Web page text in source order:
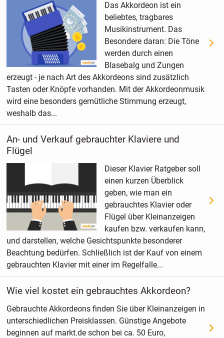
Das Akkordeon ist ein
beliebtes, tragbares
Musikinstrument. Das
Besondere daran: Die Töne
werden durch einen
Blasebalg und Zungen
erzeugt - je nach Art des Akkordeons sind zusätzlich
Tasten oder Knöpfe vorhanden. Mit der Akkordeonmusik
wird eine besonders gemütliche Stimmung erzeugt,
weshalb das...
An- und Verkauf gebrauchter Klaviere und
Flügel
Dieser Klavier Ratgeber soll
einen kurzen Überblick
geben, wie man ein
gebrauchtes Klavier oder
Flügel über Kleinanzeigen
kaufen bzw. verkaufen kann,
und darstellen, welche Gesichtspunkte besonderer
Beachtung bedürfen. Schließlich ist der Kauf von einem
gebrauchten Klavier mit einer im Regelfalle...
Wie viel kostet ein gebrauchtes Akkordeon?
Gebrauchte Akkordeons finden Sie über Kleinanzeigen in
unterschiedlichen Preisklassen. Günstige Angebote
beginnen auf markt.de schon bei ca. 50 Euro,